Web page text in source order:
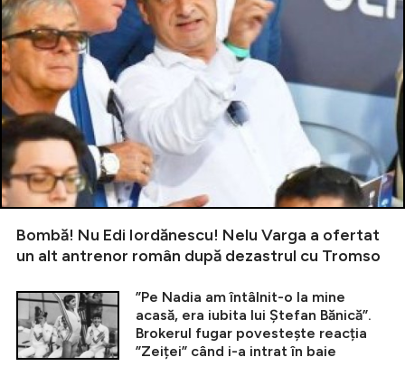
Bombă! Nu Edi Iordănescu! Nelu Varga a ofertat
un alt antrenor român după dezastrul cu Tromso
”Pe Nadia am întâlnit-o la mine
acasă, era iubita lui Ștefan Bănică”.
Brokerul fugar povestește reacția
”Zeiței” când i-a intrat în baie